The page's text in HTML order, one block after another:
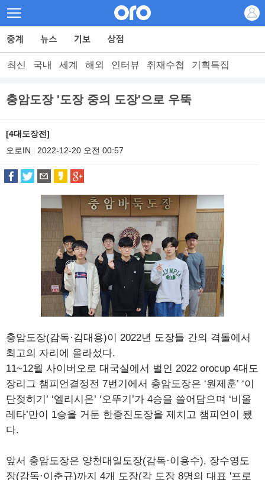
최신 국내 세계 해외 인터뷰 취재수첩 기획특집
충암도장 '도장 중의 도장'으로 우뚝
[4대도장전]
오로IN
2022-12-20 오전 00:57
충암도장(감독·김대용)이 2022년 도장들 간의 격돌에서
최고의 자리에 올라섰다.
11~12월 사이버오로 대국실에서 벌인 2022 orocup 4대도
장리그 챔피언결정전 7번기에서 충암도장은 ‘원제훈’ ‘이
단젖히기’ ‘엘리시온’ ‘오뚜기’가 4승을 쓸어담으며 ‘비올
레타’만이 1승을 거둔 한종진도장을 제치고 챔피언이 됐
다.
앞서 충암도장은 양천대일도장(감독·이용수), 장수영도
장(감독·이춘규)까지 4개 도장(각 도장 8명의 대표 '프로